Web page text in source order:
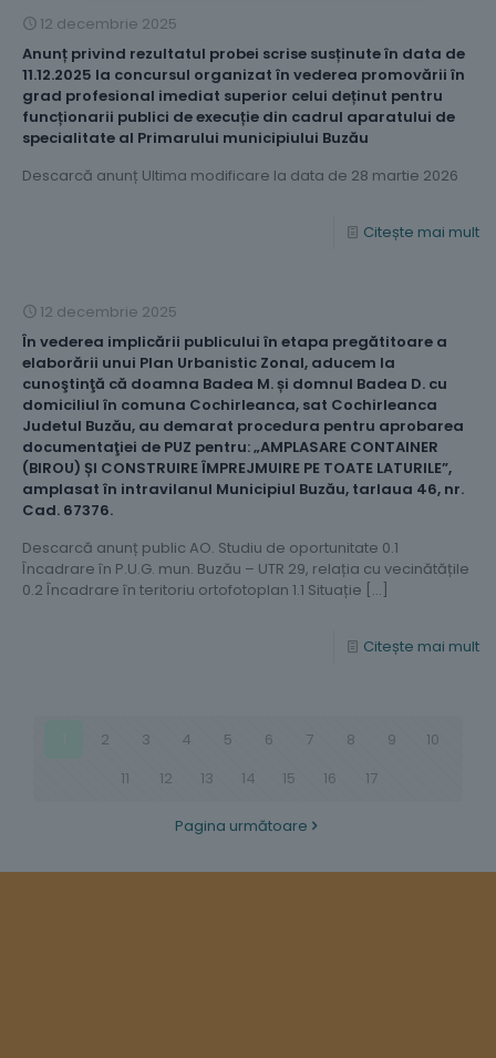
12 decembrie 2025
Anunț privind rezultatul probei scrise susținute în data de
11.12.2025 la concursul organizat în vederea promovării în
grad profesional imediat superior celui deținut pentru
funcționarii publici de execuție din cadrul aparatului de
specialitate al Primarului municipiului Buzău
Descarcă anunț Ultima modificare la data de 28 martie 2026
Citește mai mult
12 decembrie 2025
În vederea implicării publicului în etapa pregătitoare a
elaborării unui Plan Urbanistic Zonal, aducem la
cunoştinţă că doamna Badea M. și domnul Badea D. cu
domiciliul în comuna Cochirleanca, sat Cochirleanca
Judetul Buzău, au demarat procedura pentru aprobarea
documentaţiei de PUZ pentru: „AMPLASARE CONTAINER
(BIROU) ȘI CONSTRUIRE ÎMPREJMUIRE PE TOATE LATURILE”,
amplasat în intravilanul Municipiul Buzău, tarlaua 46, nr.
Cad. 67376.
Descarcă anunț public AO. Studiu de oportunitate 0.1
Încadrare în P.U.G. mun. Buzău – UTR 29, relația cu vecinătățile
0.2 Încadrare în teritoriu ortofotoplan 1.1 Situație […]
Citește mai mult
2 3 4 5 6 7 8 9
10
11
12 13 14 15 16 17
Pagina următoare